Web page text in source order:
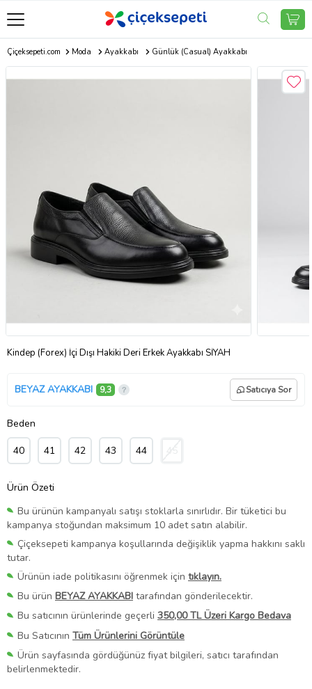
Çiçeksepeti.com Moda Ayakkabı Günlük (Casual) Ayakkabı
Kindep (Forex) İçi Dışı Hakiki Deri Erkek Ayakkabı SİYAH
BEYAZ AYAKKABI 9,3 Satıcıya Sor
Beden
40 41 42 43 44 45
Ürün Özeti
Bu ürünün kampanyalı satışı stoklarla sınırlıdır. Bir tüketici bu
kampanya stoğundan maksimum 10 adet satın alabilir.
Çiçeksepeti kampanya koşullarında değişiklik yapma hakkını saklı
tutar.
Ürünün iade politikasını öğrenmek için tıklayın.
Bu ürün BEYAZ AYAKKABI tarafından gönderilecektir.
Bu satıcının ürünlerinde geçerli 350,00 TL Üzeri Kargo Bedava
Bu Satıcının Tüm Ürünlerini Görüntüle
Ürün sayfasında gördüğünüz fiyat bilgileri, satıcı tarafından
belirlenmektedir.